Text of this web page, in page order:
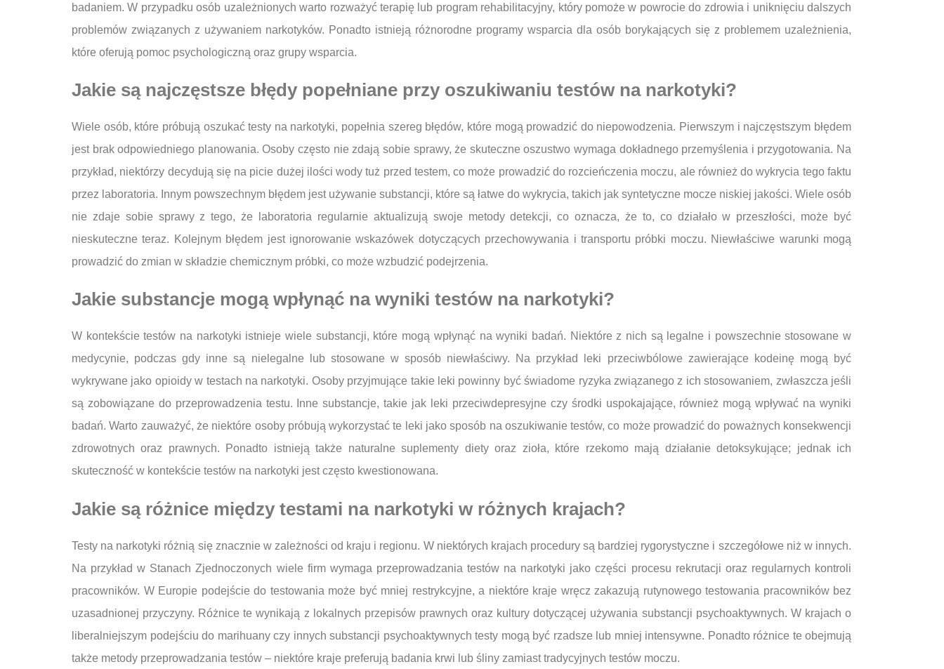
badaniem. W przypadku osób uzależnionych warto rozważyć terapię lub program rehabilitacyjny, który pomoże w powrocie do zdrowia i uniknięciu dalszych
problemów związanych z używaniem narkotyków. Ponadto istnieją różnorodne programy wsparcia dla osób borykających się z problemem uzależnienia,
które oferują pomoc psychologiczną oraz grupy wsparcia.
Jakie są najczęstsze błędy popełniane przy oszukiwaniu testów na narkotyki?
Wiele osób, które próbują oszukać testy na narkotyki, popełnia szereg błędów, które mogą prowadzić do niepowodzenia. Pierwszym i najczęstszym błędem
jest brak odpowiedniego planowania. Osoby często nie zdają sobie sprawy, że skuteczne oszustwo wymaga dokładnego przemyślenia i przygotowania. Na
przykład, niektórzy decydują się na picie dużej ilości wody tuż przed testem, co może prowadzić do rozcieńczenia moczu, ale również do wykrycia tego faktu
przez laboratoria. Innym powszechnym błędem jest używanie substancji, które są łatwe do wykrycia, takich jak syntetyczne mocze niskiej jakości. Wiele osób
nie zdaje sobie sprawy z tego, że laboratoria regularnie aktualizują swoje metody detekcji, co oznacza, że to, co działało w przeszłości, może być
nieskuteczne teraz. Kolejnym błędem jest ignorowanie wskazówek dotyczących przechowywania i transportu próbki moczu. Niewłaściwe warunki mogą
prowadzić do zmian w składzie chemicznym próbki, co może wzbudzić podejrzenia.
Jakie substancje mogą wpłynąć na wyniki testów na narkotyki?
W kontekście testów na narkotyki istnieje wiele substancji, które mogą wpłynąć na wyniki badań. Niektóre z nich są legalne i powszechnie stosowane w
medycynie, podczas gdy inne są nielegalne lub stosowane w sposób niewłaściwy. Na przykład leki przeciwbólowe zawierające kodeinę mogą być
wykrywane jako opioidy w testach na narkotyki. Osoby przyjmujące takie leki powinny być świadome ryzyka związanego z ich stosowaniem, zwłaszcza jeśli
są zobowiązane do przeprowadzenia testu. Inne substancje, takie jak leki przeciwdepresyjne czy środki uspokajające, również mogą wpływać na wyniki
badań. Warto zauważyć, że niektóre osoby próbują wykorzystać te leki jako sposób na oszukiwanie testów, co może prowadzić do poważnych konsekwencji
zdrowotnych oraz prawnych. Ponadto istnieją także naturalne suplementy diety oraz zioła, które rzekomo mają działanie detoksykujące; jednak ich
skuteczność w kontekście testów na narkotyki jest często kwestionowana.
Jakie są różnice między testami na narkotyki w różnych krajach?
Testy na narkotyki różnią się znacznie w zależności od kraju i regionu. W niektórych krajach procedury są bardziej rygorystyczne i szczegółowe niż w innych.
Na przykład w Stanach Zjednoczonych wiele firm wymaga przeprowadzania testów na narkotyki jako części procesu rekrutacji oraz regularnych kontroli
pracowników. W Europie podejście do testowania może być mniej restrykcyjne, a niektóre kraje wręcz zakazują rutynowego testowania pracowników bez
uzasadnionej przyczyny. Różnice te wynikają z lokalnych przepisów prawnych oraz kultury dotyczącej używania substancji psychoaktywnych. W krajach o
liberalniejszym podejściu do marihuany czy innych substancji psychoaktywnych testy mogą być rzadsze lub mniej intensywne. Ponadto różnice te obejmują
także metody przeprowadzania testów – niektóre kraje preferują badania krwi lub śliny zamiast tradycyjnych testów moczu.